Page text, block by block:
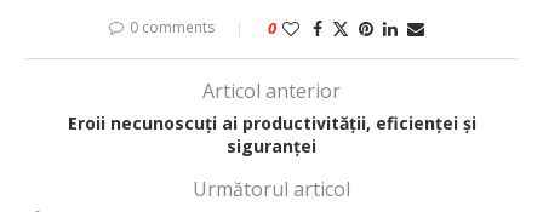
0 comments 0
Articol anterior
Eroii necunoscuți ai productivității, eficienței și
siguranței
Următorul articol